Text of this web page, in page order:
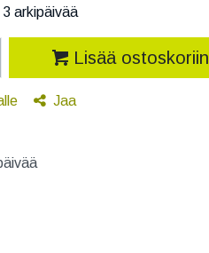
3 arkipäivää
Lisää ostoskoriin
Jaa